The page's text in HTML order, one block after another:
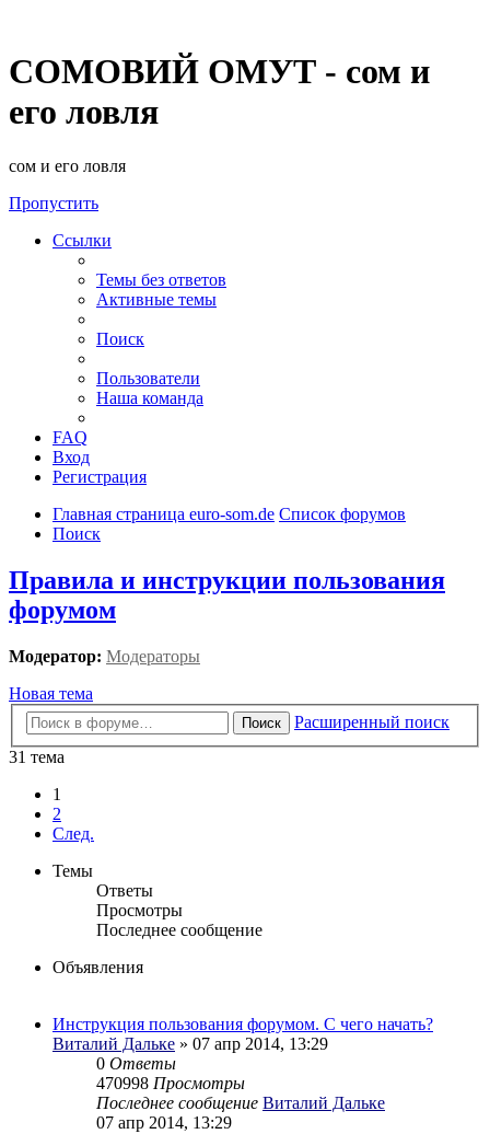
СОМОВИЙ ОМУТ - сом и
его ловля
сом и его ловля
Пропустить
Ссылки
Темы без ответов
Активные темы
Поиск
Пользователи
Наша команда
FAQ
Вход
Регистрация
Главная страница euro-som.de Список форумов
Поиск
Правила и инструкции пользования
форумом
Модератор: Модераторы
Новая тема
Поиск
Расширенный поиск
31 тема
1
2
След.
Темы
Ответы
Просмотры
Последнее сообщение
Объявления
Инструкция пользования форумом. С чего начать?
Виталий Дальке » 07 апр 2014, 13:29
0 Ответы
470998 Просмотры
Последнее сообщение Виталий Дальке
07 апр 2014, 13:29